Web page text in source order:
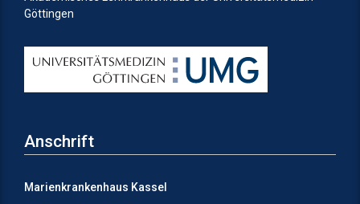
Göttingen
Anschrift
Marienkrankenhaus Kassel